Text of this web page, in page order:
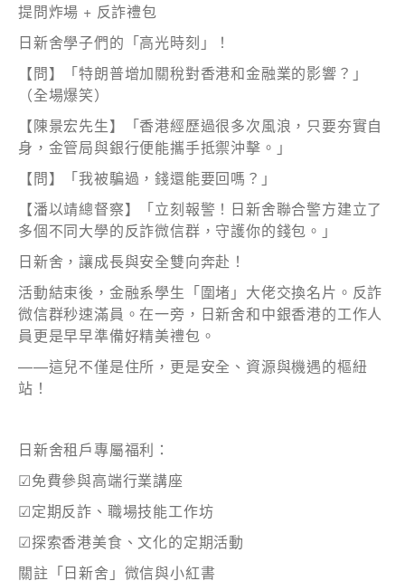
提問炸場 + 反詐禮包
日新舍學子們的「高光時刻」！
【問】「特朗普增加關稅對香港和金融業的影響？」
（全場爆笑）
【陳景宏先生】「香港經歷過很多次風浪，只要夯實自
身，金管局與銀行便能攜手抵禦沖擊。」
【問】「我被騙過，錢還能要回嗎？」
【潘以靖總督察】「立刻報警！日新舍聯合警方建立了
多個不同大學的反詐微信群，守護你的錢包。」
日新舍，讓成長與安全雙向奔赴！
活動結束後，金融系學生「圍堵」大佬交換名片。反詐
微信群秒速滿員。在一旁，日新舍和中銀香港的工作人
員更是早早準備好精美禮包。
——這兒不僅是住所，更是安全、資源與機遇的樞紐
站！
日新舍租戶專屬福利：
☑免費參與高端行業講座
☑定期反詐、職場技能工作坊
☑探索香港美食、文化的定期活動
關註「日新舍」微信與小紅書